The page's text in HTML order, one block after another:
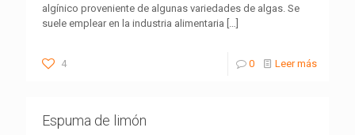
algínico proveniente de algunas variedades de algas. Se
suele emplear en la industria alimentaria […]
4 0 Leer más
Espuma de limón